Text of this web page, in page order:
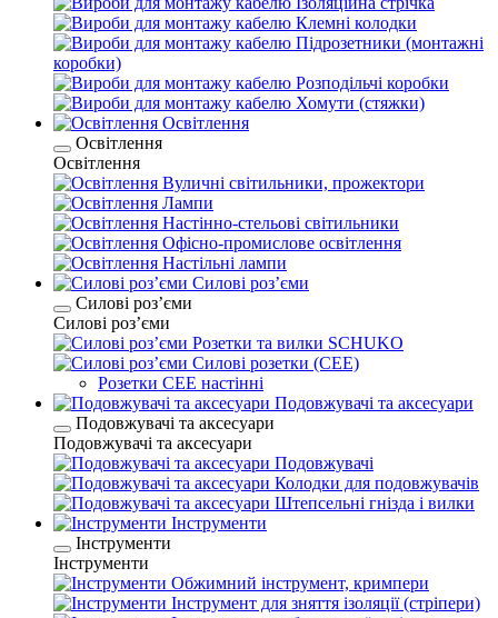
Клемні колодки
Підрозетники (монтажні
коробки)
Розподільчі коробки
Хомути (стяжки)
Освітлення
Освітлення
Освітлення
Вуличні світильники, прожектори
Лампи
Настінно-стельові світильники
Офісно-промислове освітлення
Настільні лампи
Силові розʼєми
Силові розʼєми
Силові розʼєми
Розетки та вилки SCHUKO
Силові розетки (CEE)
Розетки CEE настінні
Подовжувачі та аксесуари
Подовжувачі та аксесуари
Подовжувачі та аксесуари
Подовжувачі
Колодки для подовжувачів
Штепсельні гнізда і вилки
Інструменти
Інструменти
Інструменти
Обжимний інструмент, кримпери
Інструмент для зняття ізоляції (стріпери)